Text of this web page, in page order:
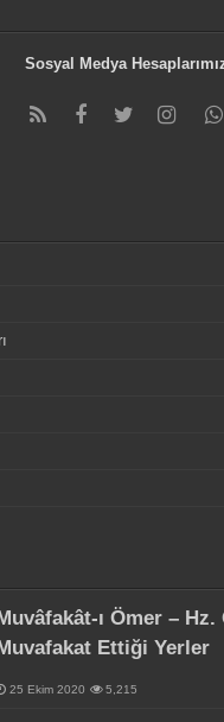
Sosyal Medya
ı Ömer – Hz.
Ettiği Yerler
25 Ekim 2020 5,215